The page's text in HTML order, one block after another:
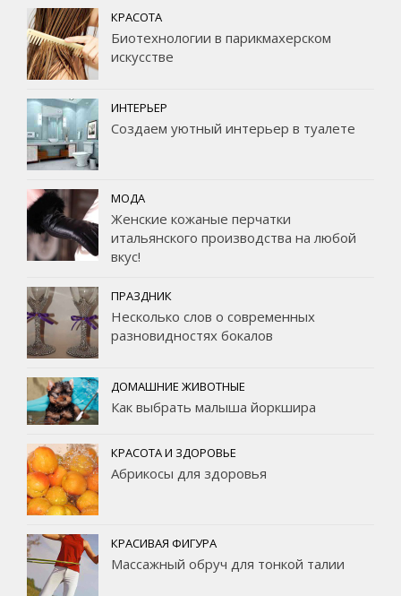
КРАСОТА
Биотехнологии в парикмахерском
искусстве
ИНТЕРЬЕР
Создаем уютный интерьер в туалете
МОДА
Женские кожаные перчатки
итальянского производства на любой
вкус!
ПРАЗДНИК
Несколько слов о современных
разновидностях бокалов
ДОМАШНИЕ ЖИВОТНЫЕ
Как выбрать малыша йоркшира
КРАСОТА И ЗДОРОВЬЕ
Абрикосы для здоровья
КРАСИВАЯ ФИГУРА
Массажный обруч для тонкой талии